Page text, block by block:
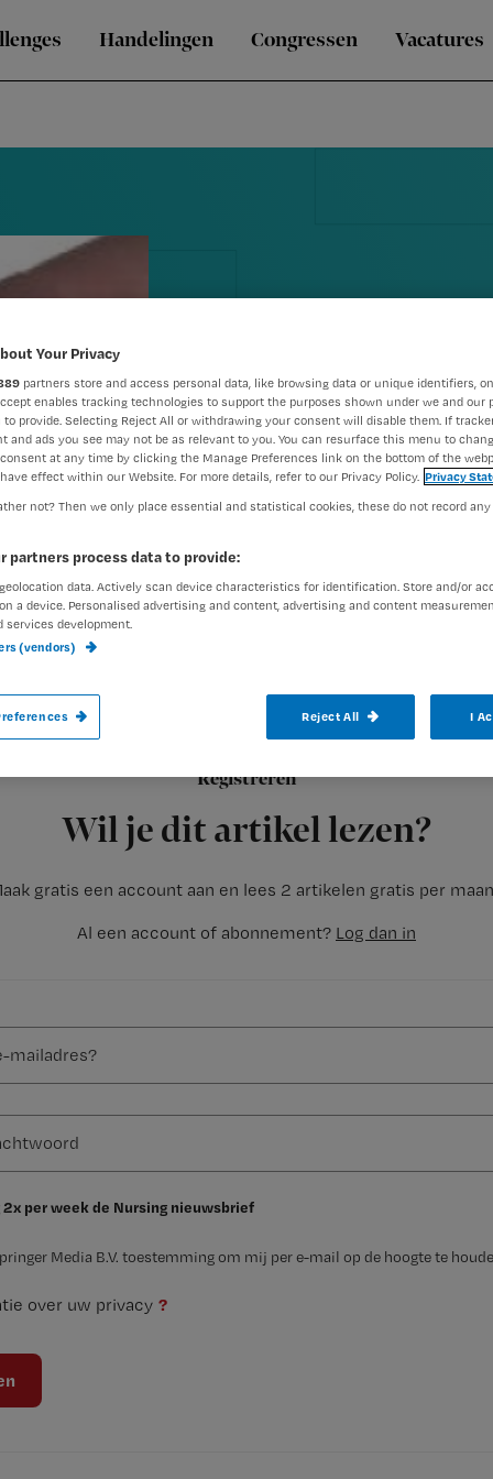
Handelingen Congressen Vacatures
Reanimeren
Auteur:
Registreren
Wil je dit artikel lezen?
gratis een account aan en lees 2 artikelen gratis per
Al een account of abonnement? Log dan in
2x per week de Nursing nieuwsbrief
Media B.V. toestemming om mij per e-mail op de hoogte te
over uw privacy ?
Er komt een patiënt van een andere
collega van elders bladert in de
Your Privacy
partners store and access personal data, like browsing data or unique identifiers,
enables tracking technologies to support the purposes shown under we and our
to provide. Selecting Reject All or withdrawing your consent will disable them. If
and ads you see may not be as relevant to you. You can resurface this menu to
at any time by clicking the Manage Preferences link on the bottom of the
effect within our Website. For more details, refer to our Privacy Policy. Privacy
not? Then we only place essential and statistical cookies, these do not record
partners process data to provide:
data. Actively scan device characteristics for identification. Store and/or
a device. Personalised advertising and content, advertising and content
services development.
(vendors)
Reject All I